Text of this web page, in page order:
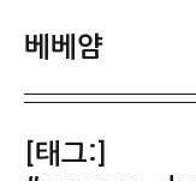
베베얌
[태그:]